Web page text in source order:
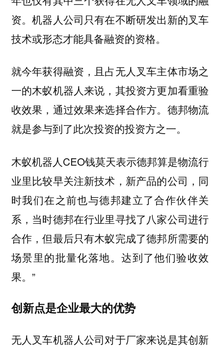
资。机器人公司只有在不断研发出新的叉车
技术或形态才能具备融资的资格。
就今年获得融资，且占无人叉车主体市场之
一的木蚁机器人来说，其投资方更加看重验
收效果，通过效果来选择合作方。德邦物流
就是参与到了此次投资的投资方之一。
木蚁机器人CEO钱莫天表示德邦算是物流行
业里比较早关注新技术，新产品的公司，同
时我们在之前也与德邦建立了合作伙伴关
系，当时德邦在行业里寻找了八家公司进行
合作，但最后只有木蚁完成了德邦所需要的
场景里的批量化落地。达到了他们验收效
果。”
创新点是企业最大的优势
无人叉车机器人公司对于厂家来说是其创新